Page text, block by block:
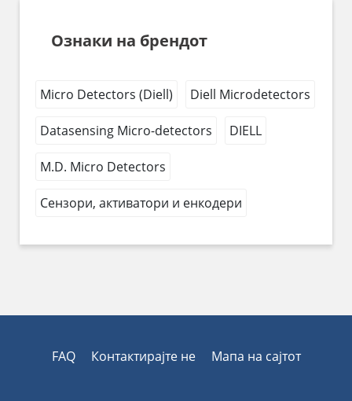
Ознаки на брендот
Micro Detectors (Diell) Diell Microdetectors
Datasensing Micro-detectors DIELL
M.D. Micro Detectors
Сензори, активатори и енкодери
FAQ Контактирајте не Мапа на сајтот